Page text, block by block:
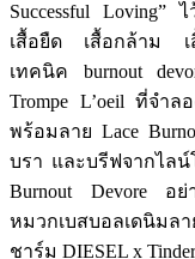
Successful
เสื้อยืด เสื้อกล้าม เ
เทคนิค burnout
Trompe L’oeil ที่จำ
พร้อมลาย Lace
บรา และบรีฟจากไลน์
Burnout Devore อ
หมวกเบสบอลเดนิมลา
ชาร์ม DIESEL x Tinder